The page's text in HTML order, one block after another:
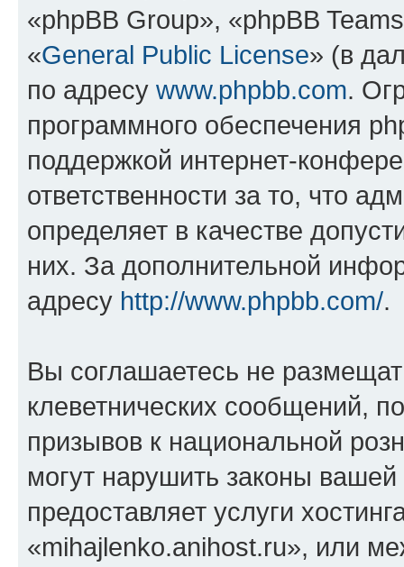
«phpBB Group», «phpBB
«General Public License» (в
по адресу www.phpbb.com.
программного обеспечения
поддержкой интернет-
ответственности за то, что
определяет в качестве
них. За дополнительной
адресу http://www.phpbb.com/.
Вы соглашаетесь не
клеветнических сообщений,
призывов к национальной
могут нарушить законы
предоставляет услуги
«mihajlenko.anihost.ru», или